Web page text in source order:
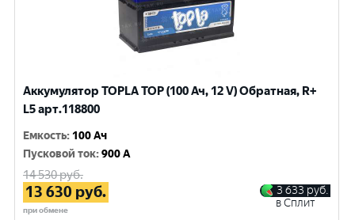
Аккумулятор TOPLA TOP (100 Ач, 12 V) Обратная, R+
L5 арт.118800
Емкость: 100 Ач
Пусковой ток:900 A
14 530руб.
13 630 руб.
при обмене
3 633 руб.
в Сплит